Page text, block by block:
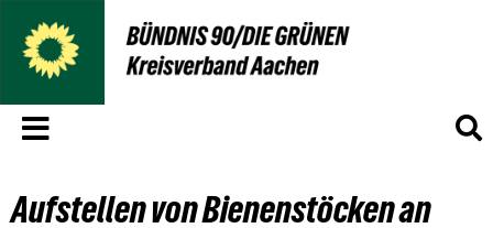
Menü
Aufstellen von Bienenstöcken an